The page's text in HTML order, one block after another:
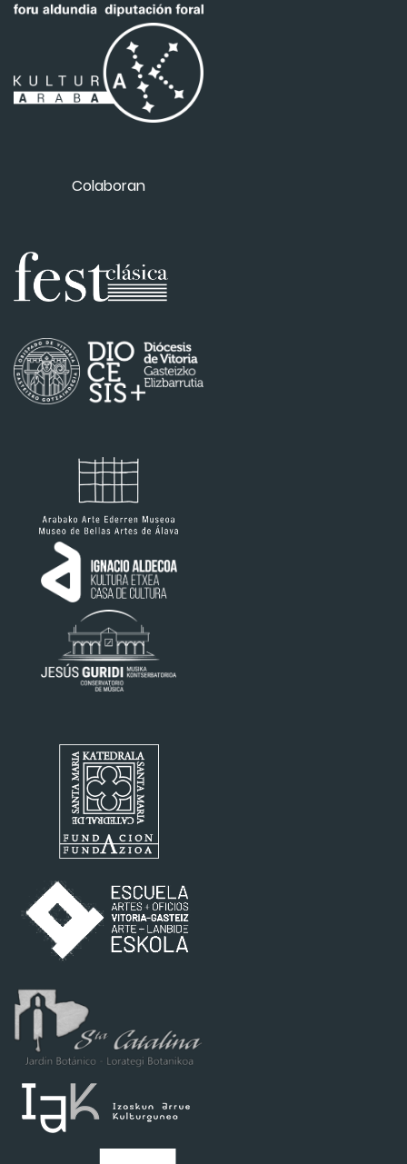
Colaboran